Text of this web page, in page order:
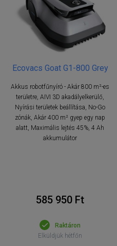
Ecovacs Goat G1-800 Grey
Akkus robotfűnyíró - Akár 800 m²-es
területre, AIVI 3D akadályelkerülő,
Nyírási területek beállítása, No-Go
zónák, Akár 400 m² gyep egy nap
alatt, Maximális lejtés 45%, 4 Ah
akkumulátor
585 950 Ft
Raktáron
Elküldjük hétfőn